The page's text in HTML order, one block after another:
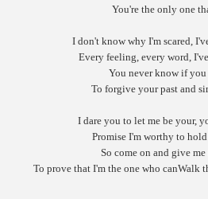
You're the only one
I don't know why I'm scared,
Every feeling, every word,
You never know if
To forgive your past and
I dare you to let me be your,
Promise I'm worthy to
So come on and give
To prove that I'm the one who canWalk